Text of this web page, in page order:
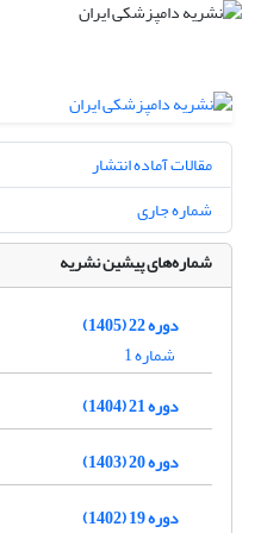
مقالات آماده انتشار
شماره جاری
شماره‌های پیشین نشریه
دوره 22 (1405)
شماره 1
دوره 21 (1404)
دوره 20 (1403)
دوره 19 (1402)